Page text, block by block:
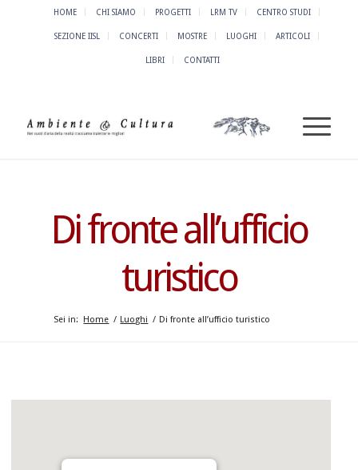
HOME CHI SIAMO PROGETTI LRM TV CENTRO STUDI
SEZIONE IISL CONCERTI MOSTRE LUOGHI ARTICOLI
LIBRI CONTATTI
Di fronte all’ufficio
turistico
Sei in: Home / Luoghi / Di fronte all’ufficio turistico